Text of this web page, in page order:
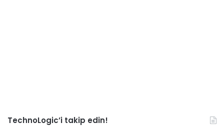
TechnoLogic’i takip edin!